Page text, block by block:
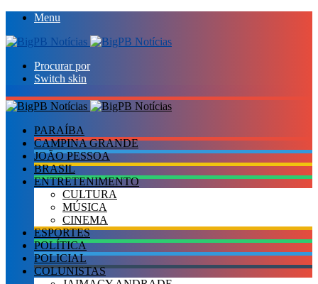
Menu
Procurar por
Switch skin
PARAÍBA
CAMPINA GRANDE
JOÃO PESSOA
BRASIL
ENTRETENIMENTO
CULTURA
MÚSICA
CINEMA
ESPORTES
POLÍTICA
POLICIAL
COLUNISTAS